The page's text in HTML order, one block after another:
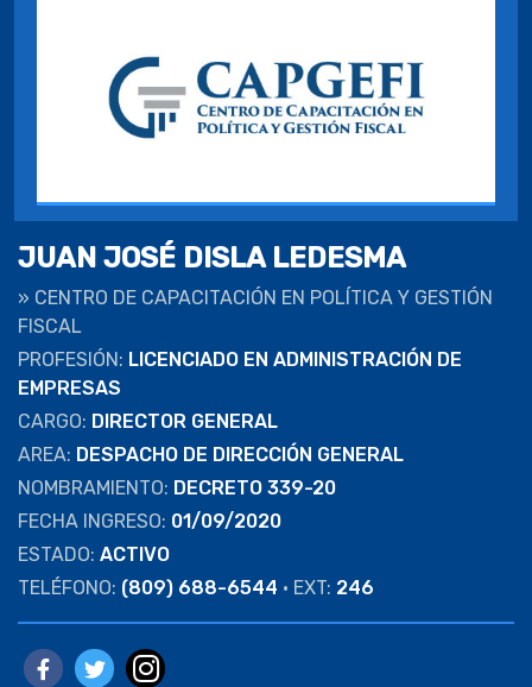
JUAN JOSÉ DISLA LEDESMA
» CENTRO DE CAPACITACIÓN EN POLÍTICA Y GESTIÓN
FISCAL
PROFESIÓN: LICENCIADO EN ADMINISTRACIÓN DE
EMPRESAS
CARGO: DIRECTOR GENERAL
AREA: DESPACHO DE DIRECCIÓN GENERAL
NOMBRAMIENTO: DECRETO 339-20
FECHA INGRESO: 01/09/2020
ESTADO: ACTIVO
TELÉFONO: (809) 688-6544 • EXT: 246